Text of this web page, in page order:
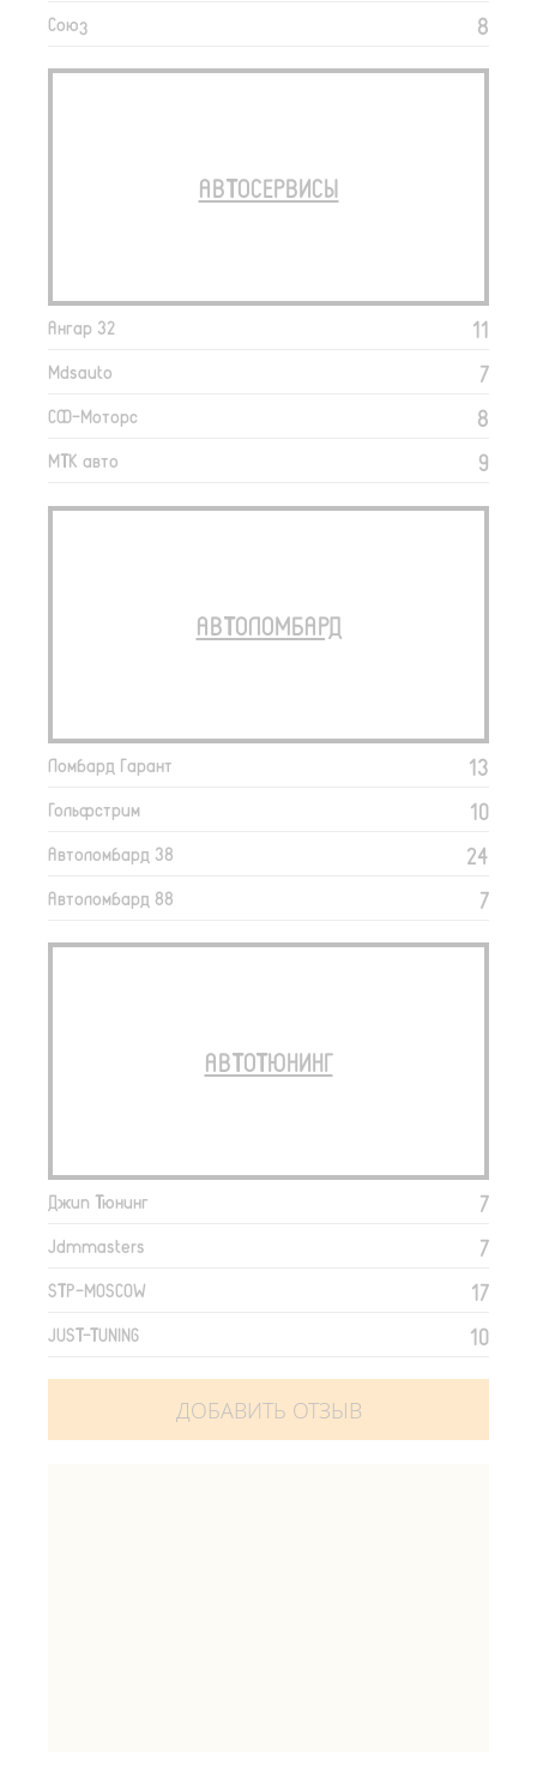
8
Союз
АВТОСЕРВИСЫ
11
Ангар 32
7
Mdsauto
8
СФ-Моторс
9
МТК авто
АВТОЛОМБАРД
13
Ломбард Гарант
10
Гольфстрим
24
Автоломбард 38
7
Автоломбард 88
АВТОТЮНИНГ
7
Джип Тюнинг
7
Jdmmasters
17
STP-MOSCOW
10
JUST-TUNING
ДОБАВИТЬ ОТЗЫВ